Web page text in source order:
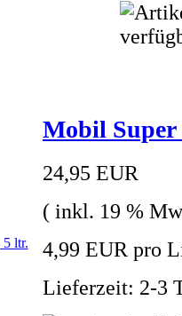
Mobil Super
24,95 EUR
( inkl. 19 %
4,99 EUR pro
Lieferzeit: 2-3